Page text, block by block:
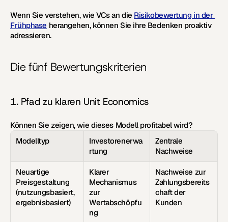
Wenn Sie verstehen, wie VCs an die Risikobewertung in der
Frühphase herangehen, können Sie ihre Bedenken proaktiv
adressieren.
Die fünf Bewertungskriterien
1. Pfad zu klaren Unit Economics
Können Sie zeigen, wie dieses Modell profitabel wird?
Modelltyp
Investorenerwa
rtung
Zentrale
Nachweise
Neuartige
Preisgestaltung
(nutzungsbasiert,
ergebnisbasiert)
Klarer
Mechanismus
zur
Wertabschöpfu
ng
Nachweise zur
Zahlungsbereits
chaft der
Kunden